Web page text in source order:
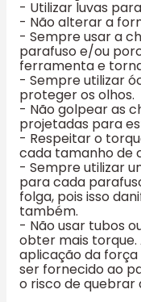
- Utilizar luvas
- Não alterar a
- Sempre usar a
parafuso e/ou
ferramenta e
- Sempre utilizar
proteger os olhos.
- Não golpear as
projetadas para
- Respeitar o
cada tamanho de
- Sempre utilizar
para cada
folga, pois isso
também.
- Não usar tubos
obter mais
aplicação da
ser fornecido ao
o risco de quebrar